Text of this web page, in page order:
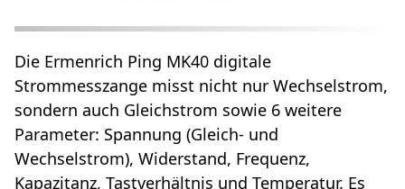
Die Ermenrich Ping MK40 digitale
Strommesszange misst nicht nur Wechselstrom,
sondern auch Gleichstrom sowie 6 weitere
Parameter: Spannung (Gleich- und
Wechselstrom), Widerstand, Frequenz,
Kapazitanz, Tastverhältnis und Temperatur. Es